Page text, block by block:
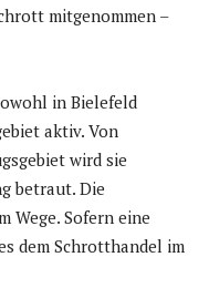
mitgenommen –
in Bielefeld
aktiv. Von
wird sie
betraut. Die
Wege. Sofern eine
dem Schrotthandel im